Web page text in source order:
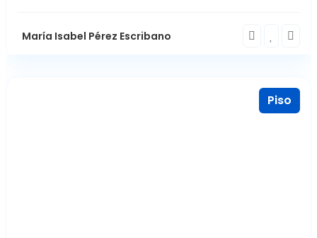
María Isabel Pérez Escribano
Piso